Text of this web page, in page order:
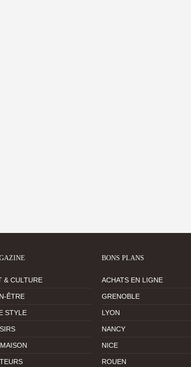
& CULTURE
ÊTRE
STYLE
BONS PLANS
ACHATS EN LIGNE
GRENOBLE
LYON
NANCY
NICE
ROUEN